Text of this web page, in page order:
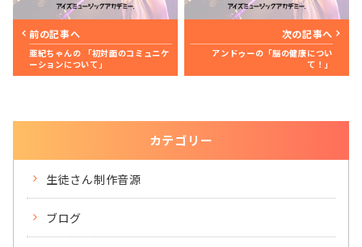
前の記事へ
亜紀ちゃんの 「初対面のコミュニケ
ーションについて」
次の記事へ
アンドゥーの「脳の健康につい
て！」
カテゴリー
生徒さん制作音源
ブログ